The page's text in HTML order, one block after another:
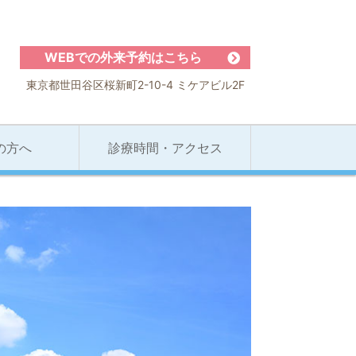
WEBでの外来予約はこちら
東京都世田谷区桜新町2-10-4 ミケアビル2F
方へ 診療時間・アクセス